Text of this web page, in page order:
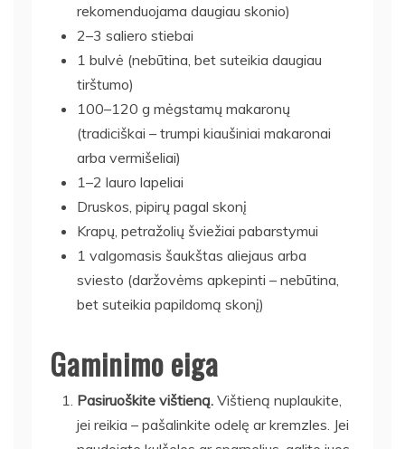
rekomenduojama daugiau skonio)
2–3 saliero stiebai
1 bulvė (nebūtina, bet suteikia daugiau
tirštumo)
100–120 g mėgstamų makaronų
(tradiciškai – trumpi kiaušiniai makaronai
arba vermišeliai)
1–2 lauro lapeliai
Druskos, pipirų pagal skonį
Krapų, petražolių šviežiai pabarstymui
1 valgomasis šaukštas aliejaus arba
sviesto (daržovėms apkepinti – nebūtina,
bet suteikia papildomą skonį)
Gaminimo eiga
Pasiruoškite vištieną. Vištieną nuplaukite,
jei reikia – pašalinkite odelę ar kremzles. Jei